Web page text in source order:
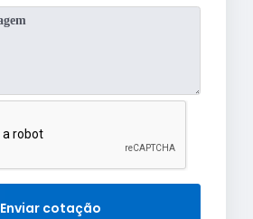
Enviar cotação